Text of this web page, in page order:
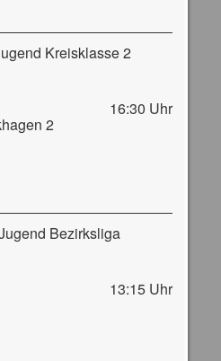
Kreisklasse 2
2
16:30 Uhr
Bezirksliga
13:15 Uhr